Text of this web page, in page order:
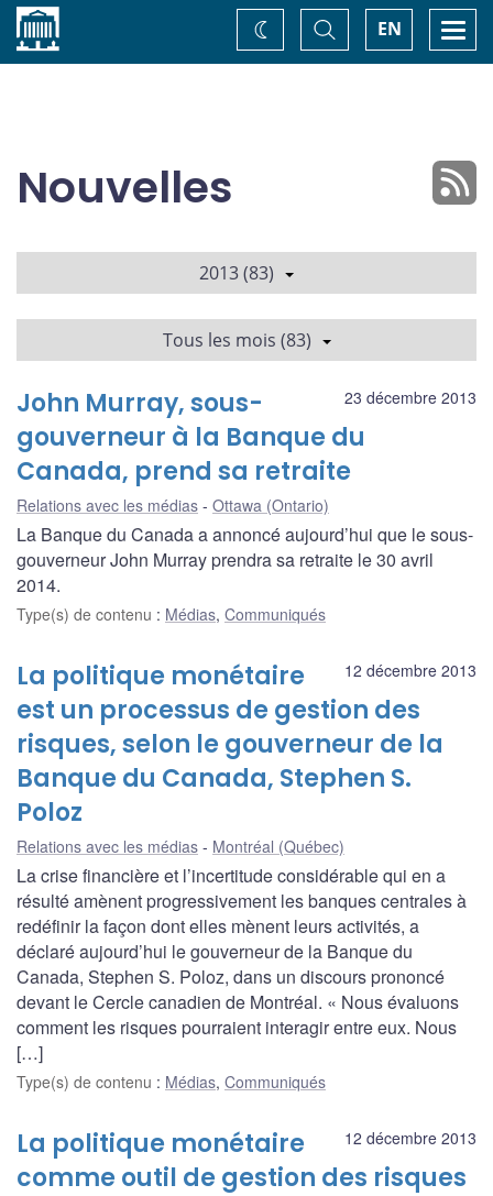
Accueil EN
Basculer
la
recherche
Changez
de
Nouvelles
2013 (83)
Tous les mois (83)
23 décembre 2013
John Murray, sous-
gouverneur à la Banque du
Canada, prend sa retraite
Relations avec les médias Ottawa (Ontario)
La Banque du Canada a annoncé aujourd’hui que le sous-
gouverneur John Murray prendra sa retraite le 30 avril
2014.
Type(s) de contenu : Médias, Communiqués
12 décembre 2013
La politique monétaire
est un processus de gestion des
risques, selon le gouverneur de la
Banque du Canada, Stephen S.
Poloz
Relations avec les médias Montréal (Québec)
La crise financière et l’incertitude considérable qui en a
résulté amènent progressivement les banques centrales à
redéfinir la façon dont elles mènent leurs activités, a
déclaré aujourd’hui le gouverneur de la Banque du
Canada, Stephen S. Poloz, dans un discours prononcé
devant le Cercle canadien de Montréal. « Nous évaluons
comment les risques pourraient interagir entre eux. Nous
[…]
Type(s) de contenu : Médias, Communiqués
12 décembre 2013
La politique monétaire
comme outil de gestion des risques